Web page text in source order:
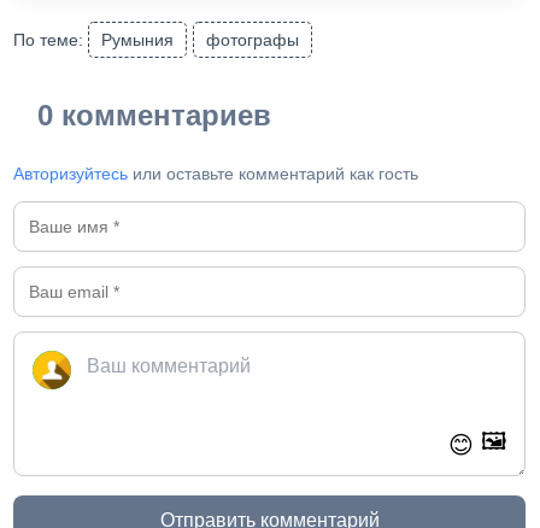
По теме: Румыния фотографы
0 комментариев
Авторизуйтесь или оставьте комментарий как гость
😊 🖼️
Отправить комментарий